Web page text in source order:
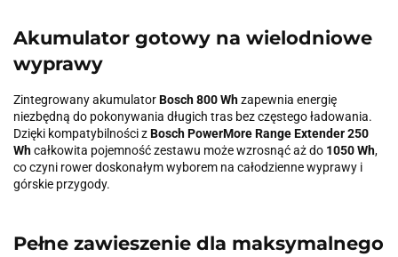
Akumulator gotowy na wielodniowe
wyprawy
Zintegrowany akumulatorBosch 800 Whzapewnia energię
niezbędną do pokonywania długich tras bez częstego ładowania.
Dzięki kompatybilności zBosch PowerMore Range Extender 250
Whcałkowita pojemność zestawu może wzrosnąć aż do 1050 Wh,
co czyni rower doskonałym wyborem na całodzienne wyprawy i
górskie przygody.
Pełne zawieszenie dla maksymalnego